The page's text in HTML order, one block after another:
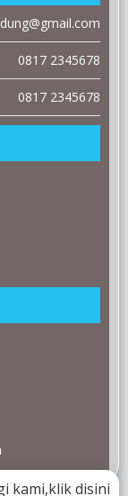
kami,klik disini
0817 2345678
0817 2345678